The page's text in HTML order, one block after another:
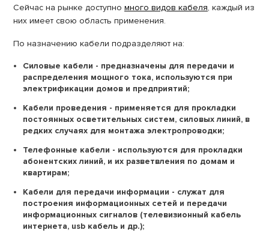
Сейчас на рынке доступно много видов кабеля, каждый из
них имеет свою область применения.
По назначению кабели подразделяют на:
Силовые кабели - предназначены для передачи и
распределения мощного тока, используются при
электрификации домов и предприятий;
Кабели проведения - применяется для прокладки
постоянных осветительных систем, силовых линий, в
редких случаях для монтажа электропроводки;
Телефонные кабели - используются для прокладки
абонентских линий, и их разветвления по домам и
квартирам;
Кабели для передачи информации - служат для
построения информационных сетей и передачи
информационных сигналов (телевизионный кабель
интернета, usb кабель и др.);